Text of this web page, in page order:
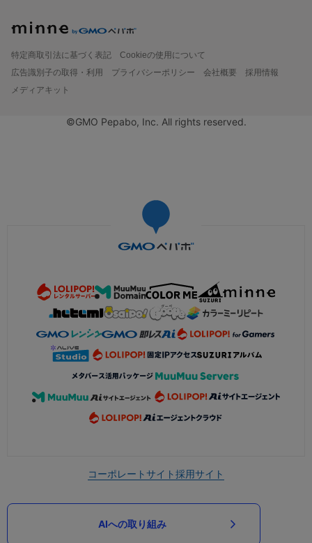
特定商取引法に基づく表記
Cookieの使用について
広告識別子の取得・利用
プライバシーポリシー 会社概要
採用情報
メディアキット
©GMO Pepabo, Inc. All rights reserved.
コーポレートサイト採用サイト
AIへの取り組み